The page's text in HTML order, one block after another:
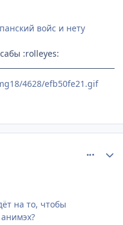
войс и нету
:rolleyes:
4628/efb50fe21.gif
на то, чтобы